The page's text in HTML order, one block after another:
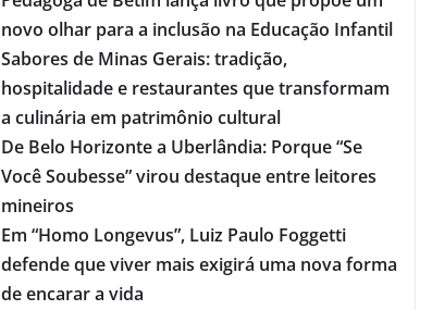
novo olhar para a inclusão na Educação Infantil
Sabores de Minas Gerais: tradição,
hospitalidade e restaurantes que transformam
a culinária em patrimônio cultural
De Belo Horizonte a Uberlândia: Porque “Se
Você Soubesse” virou destaque entre leitores
mineiros
Em “Homo Longevus”, Luiz Paulo Foggetti
defende que viver mais exigirá uma nova forma
de encarar a vida